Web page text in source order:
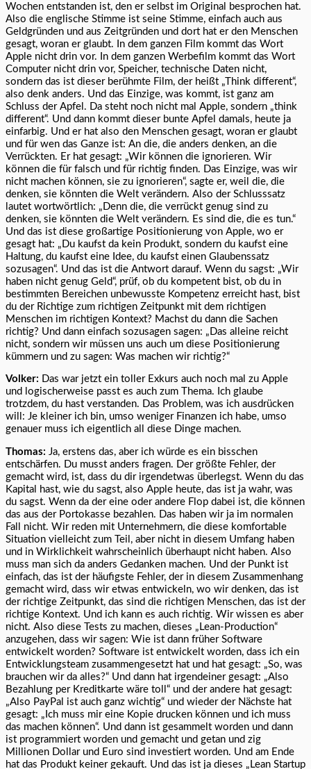
Wochen entstanden ist, den er selbst im Original besprochen hat.
Also die englische Stimme ist seine Stimme, einfach auch aus
Geldgründen und aus Zeitgründen und dort hat er den Menschen
gesagt, woran er glaubt. In dem ganzen Film kommt das Wort
Apple nicht drin vor. In dem ganzen Werbefilm kommt das Wort
Computer nicht drin vor, Speicher, technische Daten nicht,
sondern das ist dieser berühmte Film, der heißt „Think different“,
also denk anders. Und das Einzige, was kommt, ist ganz am
Schluss der Apfel. Da steht noch nicht mal Apple, sondern „think
different“. Und dann kommt dieser bunte Apfel damals, heute ja
einfarbig. Und er hat also den Menschen gesagt, woran er glaubt
und für wen das Ganze ist: An die, die anders denken, an die
Verrückten. Er hat gesagt: „Wir können die ignorieren. Wir
können die für falsch und für richtig finden. Das Einzige, was wir
nicht machen können, sie zu ignorieren“, sagte er, weil die, die
denken, sie könnten die Welt verändern. Also der Schlusssatz
lautet wortwörtlich: „Denn die, die verrückt genug sind zu
denken, sie könnten die Welt verändern. Es sind die, die es tun.“
Und das ist diese großartige Positionierung von Apple, wo er
gesagt hat: „Du kaufst da kein Produkt, sondern du kaufst eine
Haltung, du kaufst eine Idee, du kaufst einen Glaubenssatz
sozusagen“. Und das ist die Antwort darauf. Wenn du sagst: „Wir
haben nicht genug Geld“, prüf, ob du kompetent bist, ob du in
bestimmten Bereichen unbewusste Kompetenz erreicht hast, bist
du der Richtige zum richtigen Zeitpunkt mit dem richtigen
Menschen im richtigen Kontext? Machst du dann die Sachen
richtig? Und dann einfach sozusagen sagen: „Das alleine reicht
nicht, sondern wir müssen uns auch um diese Positionierung
kümmern und zu sagen: Was machen wir richtig?“
Volker: Das war jetzt ein toller Exkurs auch noch mal zu Apple
und logischerweise passt es auch zum Thema. Ich glaube
trotzdem, du hast verstanden. Das Problem, was ich ausdrücken
will: Je kleiner ich bin, umso weniger Finanzen ich habe, umso
genauer muss ich eigentlich all diese Dinge machen.
Thomas: Ja, erstens das, aber ich würde es ein bisschen
entschärfen. Du musst anders fragen. Der größte Fehler, der
gemacht wird, ist, dass du dir irgendetwas überlegst. Wenn du das
Kapital hast, wie du sagst, also Apple heute, das ist ja wahr, was
du sagst. Wenn da der eine oder andere Flop dabei ist, die können
das aus der Portokasse bezahlen. Das haben wir ja im normalen
Fall nicht. Wir reden mit Unternehmern, die diese komfortable
Situation vielleicht zum Teil, aber nicht in diesem Umfang haben
und in Wirklichkeit wahrscheinlich überhaupt nicht haben. Also
muss man sich da anders Gedanken machen. Und der Punkt ist
einfach, das ist der häufigste Fehler, der in diesem Zusammenhang
gemacht wird, dass wir etwas entwickeln, wo wir denken, das ist
der richtige Zeitpunkt, das sind die richtigen Menschen, das ist der
richtige Kontext. Und ich kann es auch richtig. Wir wissen es aber
nicht. Also diese Tests zu machen, dieses „Lean-Production“
anzugehen, dass wir sagen: Wie ist dann früher Software
entwickelt worden? Software ist entwickelt worden, dass ich ein
Entwicklungsteam zusammengesetzt hat und hat gesagt: „So, was
brauchen wir da alles?“ Und dann hat irgendeiner gesagt: „Also
Bezahlung per Kreditkarte wäre toll“ und der andere hat gesagt:
„Also PayPal ist auch ganz wichtig“ und wieder der Nächste hat
gesagt: „Ich muss mir eine Kopie drucken können und ich muss
das machen können“. Und dann ist gesammelt worden und dann
ist programmiert worden und gemacht und getan und zig
Millionen Dollar und Euro sind investiert worden. Und am Ende
hat das Produkt keiner gekauft. Und das ist ja dieses „Lean Startup